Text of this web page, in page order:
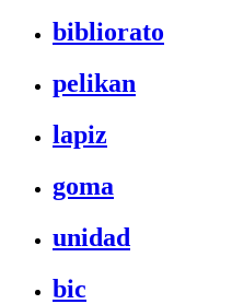
bibliorato
pelikan
lapiz
goma
unidad
bic